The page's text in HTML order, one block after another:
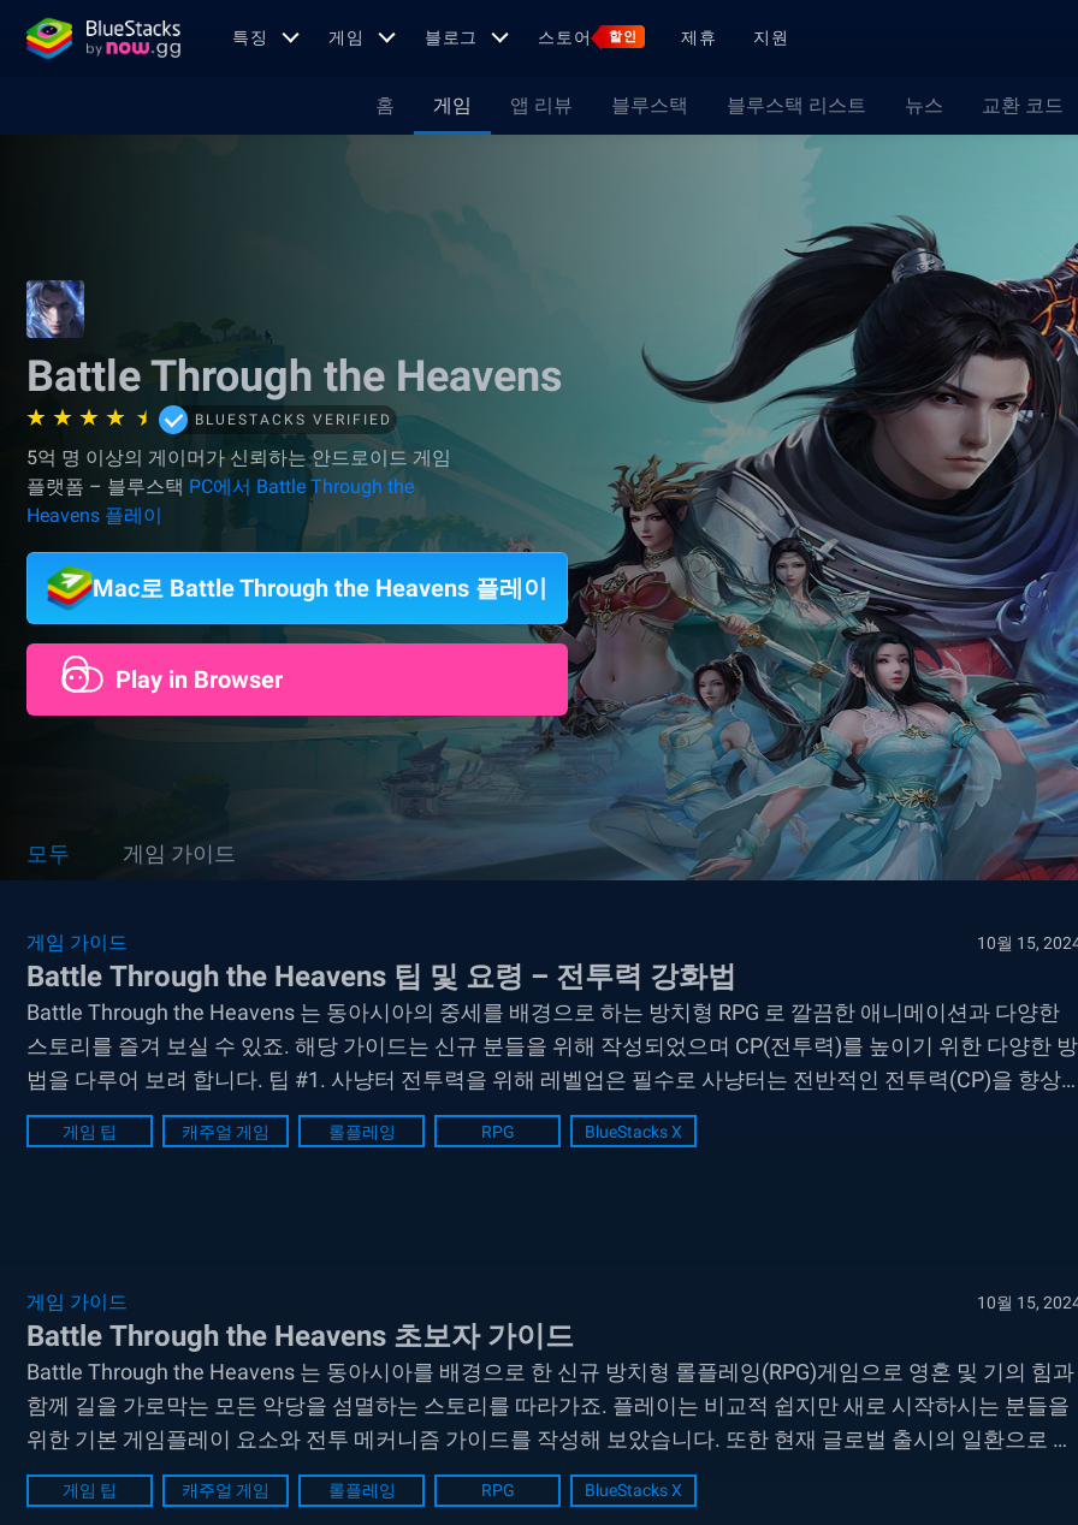
특징 게임 블로그 스토어 할인 제휴 지원
홈 게임 앱 리뷰 블루스택 블루스택 리스트 뉴스 교환 코드
Battle Through the Heavens
BLUESTACKS VERIFIED
5억 명 이상의 게이머가 신뢰하는 안드로이드 게임
플랫폼 – 블루스택 PC에서 Battle Through the
Heavens 플레이
Mac로 Battle Through the Heavens 플레이
Play in Browser
모두 게임 가이드
게임 가이드 10월 15,
Battle Through the Heavens 팁 및 요령 – 전투력 강화법
Battle Through the Heavens 는 동아시아의 중세를 배경으로 하는 방치형 RPG 로 깔끔한 애니메이션과 다양한
스토리를 즐겨 보실 수 있죠. 해당 가이드는 신규 분들을 위해 작성되었으며 CP(전투력)를 높이기 위한 다양한 방
법을 다루어 보려 합니다. 팁 #1. 사냥터 전투력을 위해 레벨업은 필수로 사냥터는 전반적인 전투력(CP)을 향상
시키는 좋은 방법 중 하나입니다. 또한 이러한 사냥터는 추가...
게임 팁 캐주얼 게임 롤플레잉 RPG BlueStacks X
게임 가이드 10월 15,
Battle Through the Heavens 초보자 가이드
Battle Through the Heavens 는 동아시아를 배경으로 한 신규 방치형 롤플레잉(RPG)게임으로 영혼 및 기의 힘과
함께 길을 가로막는 모든 악당을 섬멸하는 스토리를 따라가죠. 플레이는 비교적 쉽지만 새로 시작하시는 분들을
위한 기본 게임플레이 요소와 전투 메커니즘 가이드를 작성해 보았습니다. 또한 현재 글로벌 출시의 일환으로 계
정을 만드는 것만으로도 다양한 무료 상품을 받아 보실...
게임 팁 캐주얼 게임 롤플레잉 RPG BlueStacks X